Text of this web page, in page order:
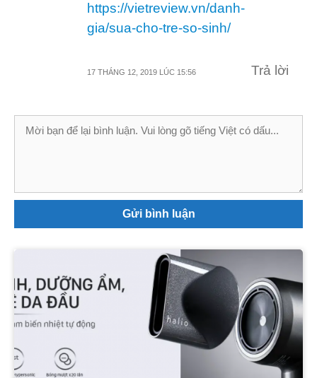
https://vietreview.vn/danh-
gia/sua-cho-tre-so-sinh/
17 THÁNG 12, 2019 LÚC 15:56 Trả lời
Bình